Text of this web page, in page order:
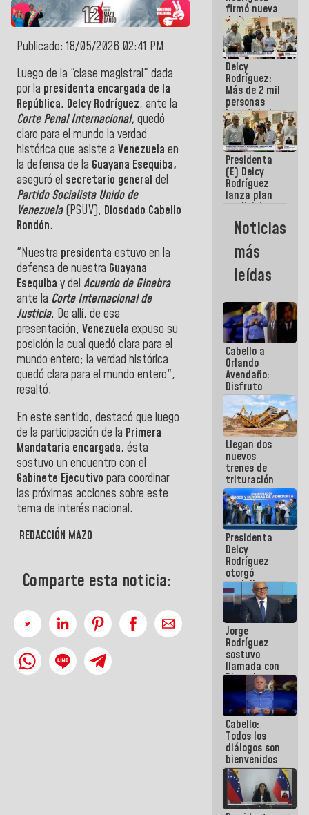
Publicado: 18/05/2026 02:41 PM
Luego de la "clase magistral" dada
por la presidenta encargada de la
República, Delcy Rodríguez, ante la
Corte Penal Internacional, quedó
claro para el mundo la verdad
histórica que asiste a Venezuela en
la defensa de la Guayana Esequiba,
aseguró el secretario general del
Partido Socialista Unido de
Venezuela(PSUV), Diosdado Cabello
Rondón.
"Nuestra presidenta estuvo en la
defensa de nuestra Guayana
Esequiba y del Acuerdo de Ginebra
ante la Corte Internacional de
Justicia. De allí, de esa
presentación, Venezuela expuso su
posición la cual quedó clara para el
mundo entero; la verdad histórica
quedó clara para el mundo entero",
resaltó.
En este sentido, destacó que luego
de la participación de la Primera
Mandataria encargada, ésta
sostuvo un encuentro con el
Gabinete Ejecutivo para coordinar
las próximas acciones sobre este
tema de interés nacional.
REDACCIÓN MAZO
Comparte esta noticia:
firmó nueva
de Ley de
Arrendamiento
aprobada
por la AN
Delcy
Rodríguez:
Más de 2 mil
personas
beneficiadas
con planes
para
atención de
emergencia
sísmica en
la última
semana
Presidenta
(E) Delcy
Rodríguez
lanza plan
crediticio
con subsidio
a Juntas de
Condominio
Noticias
más
leídas
Cabello a
Orlando
Avendaño:
Disfruto
cada vez
que escribes
porque lo
que haces
es
embarrarla
Llegan dos
nuevos
trenes de
trituración
para
optimizar
manejo de
escombros
en La Guaira
Presidenta
Delcy
Rodríguez
otorgó
medalla
"Héroe de
Venezuela"
a servidores
públicos
Jorge
Rodríguez
sostuvo
llamada con
Dinorah
Figuera y
acuerdan
primer
encuentro
presencial
para el
diálogo
Cabello:
Todos los
diálogos son
bienvenidos
siempre que
estén en el
marco de la
Constitución